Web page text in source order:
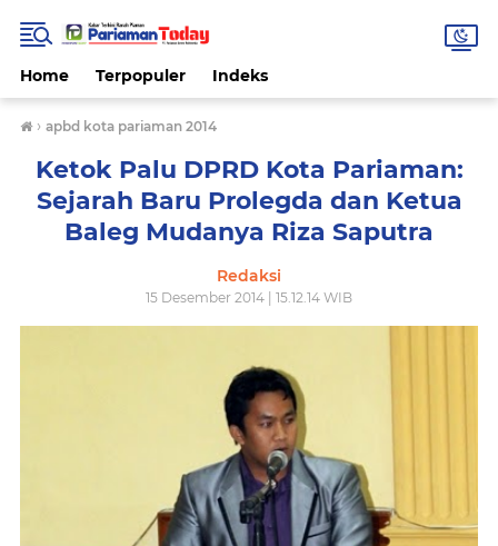
Home Terpopuler Indeks
› apbd kota pariaman 2014
Ketok Palu DPRD Kota Pariaman:
Sejarah Baru Prolegda dan Ketua
Baleg Mudanya Riza Saputra
Redaksi
15 Desember 2014 | 15.12.14 WIB